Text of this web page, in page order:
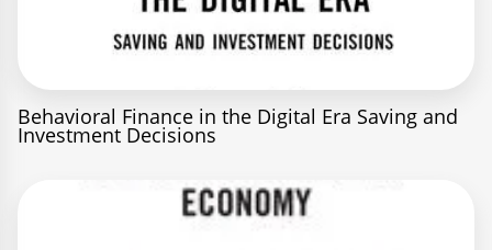
Behavioral Finance in the Digital Era Saving and
Investment Decisions